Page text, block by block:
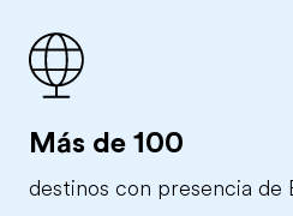
Más de 100
destinos con presencia de